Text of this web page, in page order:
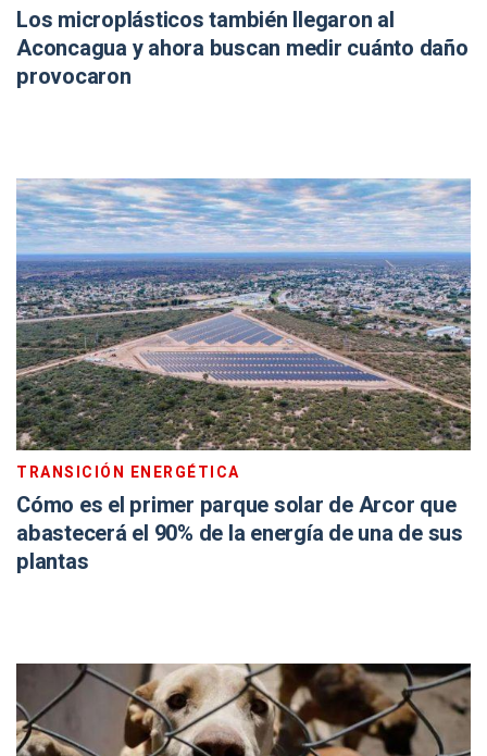
Los microplásticos también llegaron al
Aconcagua y ahora buscan medir cuánto daño
provocaron
TRANSICIÓN ENERGÉTICA
Cómo es el primer parque solar de Arcor que
abastecerá el 90% de la energía de una de sus
plantas